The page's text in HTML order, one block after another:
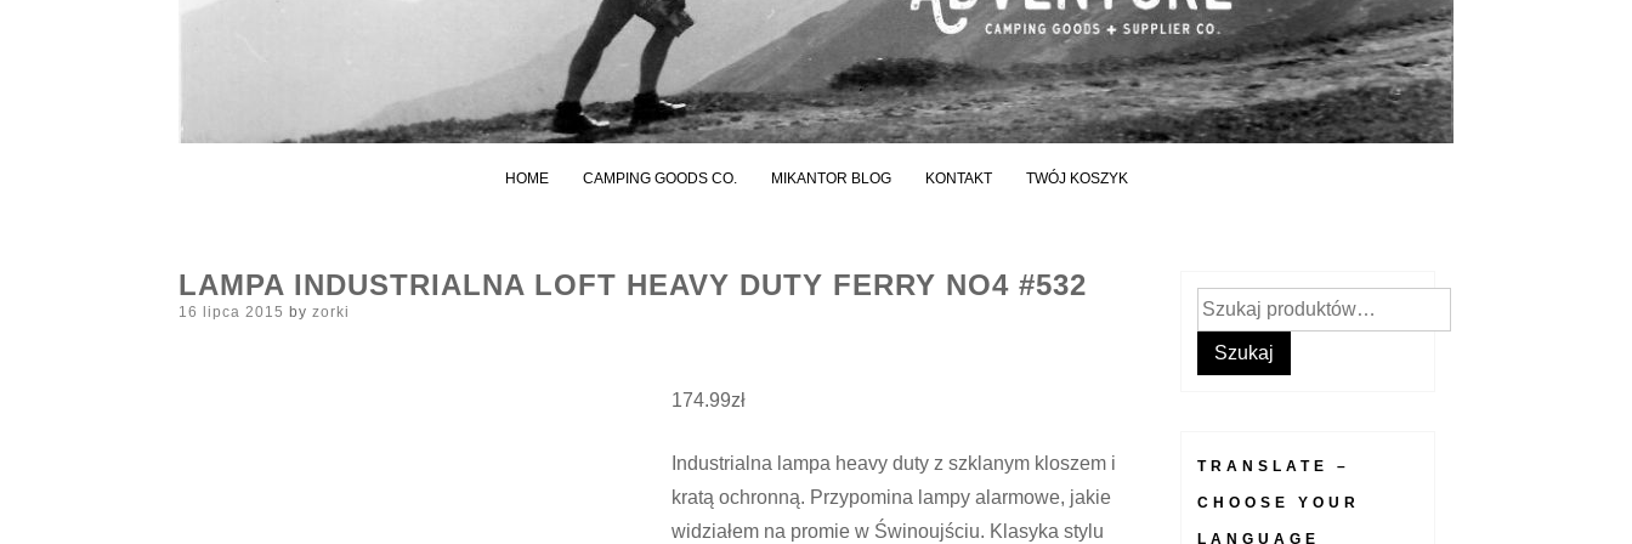
HOME CAMPING GOODS CO. MIKANTOR BLOG KONTAKT TWÓJ KOSZYK
LAMPA INDUSTRIALNA LOFT HEAVY DUTY FERRY NO4 #532
Posted
16 lipca 2015 by zorki
174.99zł
Industrialna lampa heavy duty z szklanym kloszem i
kratą ochronną. Przypomina lampy alarmowe, jakie
widziałem na promie w Świnoujściu. Klasyka stylu
Szukaj:
Szukaj
TRANSLATE –
CHOOSE YOUR
LANGUAGE